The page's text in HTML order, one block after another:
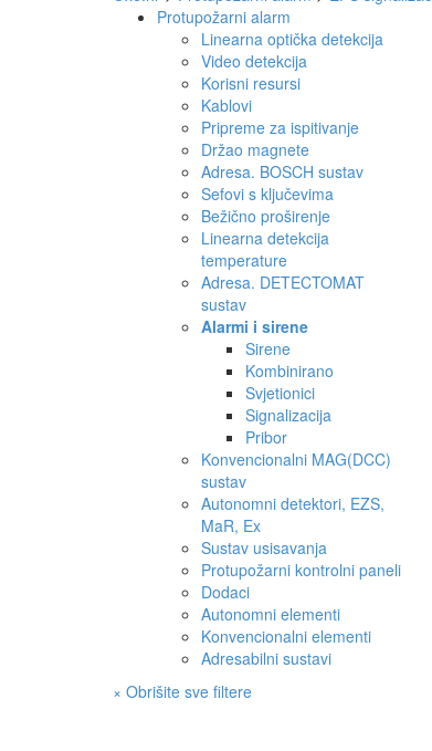
Protupožarni alarm
Linearna optička detekcija
Video detekcija
Korisni resursi
Kablovi
Pripreme za ispitivanje
Držao magnete
Adresa. BOSCH sustav
Sefovi s ključevima
Bežično proširenje
Linearna detekcija
temperature
Adresa. DETECTOMAT
sustav
Alarmi i sirene
Sirene
Kombinirano
Svjetionici
Signalizacija
Pribor
Konvencionalni MAG(DCC)
sustav
Autonomni detektori, EZS,
MaR, Ex
Sustav usisavanja
Protupožarni kontrolni paneli
Dodaci
Autonomni elementi
Konvencionalni elementi
Adresabilni sustavi
× Obrišite sve filtere